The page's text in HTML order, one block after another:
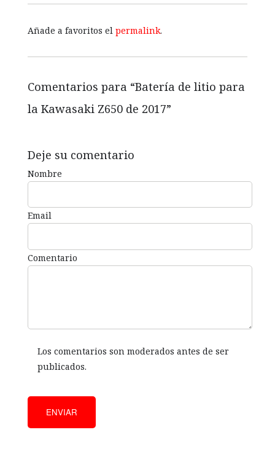
Añade a favoritos el permalink.
Comentarios para “Batería de litio para
la Kawasaki Z650 de 2017”
Deje su comentario
Nombre
Email
Comentario
Los comentarios son moderados antes de ser
publicados.